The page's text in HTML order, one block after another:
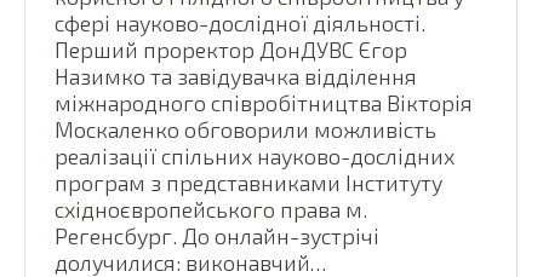
сфері науково-дослідної діяльності.
Перший проректор ДонДУВС Єгор
Назимко та завідувачка відділення
міжнародного співробітництва Вікторія
Москаленко обговорили можливість
реалізації спільних науково-дослідних
програм з представниками Інституту
східноєвропейського права м.
Регенсбург. До онлайн-зустрічі
долучилися: виконавчий…